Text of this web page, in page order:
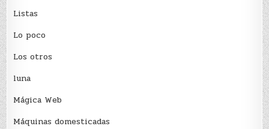
Listas
Lo poco
Los otros
luna
Mágica Web
Máquinas domesticadas